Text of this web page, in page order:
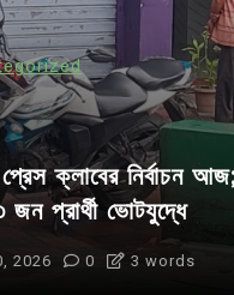
ক্লাবের নির্বাচন
প্রার্থী ভোটযুদ্ধে
2026 0 3 words